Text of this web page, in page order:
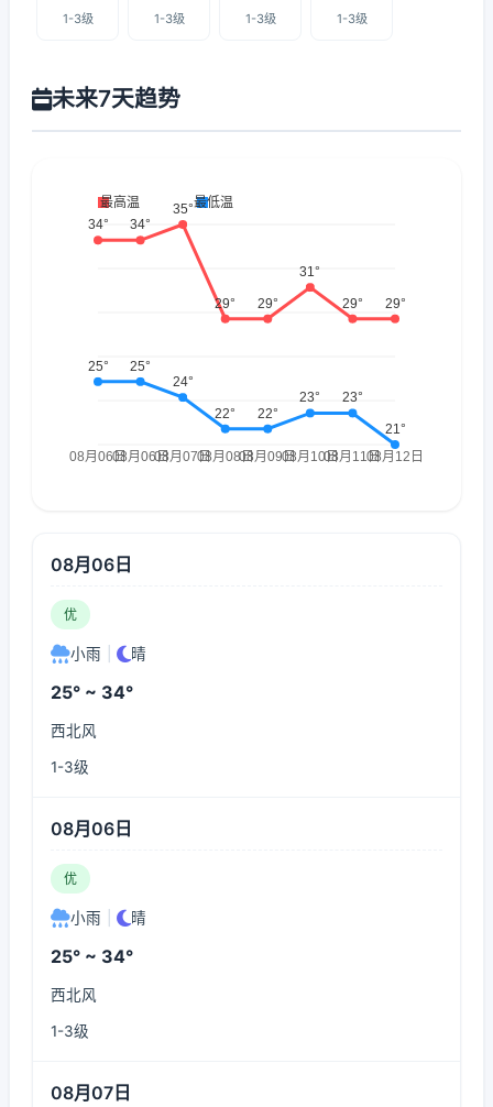
1-3级 1-3级 1-3级 1-3级
未来7天趋势
08月06日
优
小雨 晴
25° ~ 34°
西北风
1-3级
08月06日
优
小雨 晴
25° ~ 34°
西北风
1-3级
08月07日